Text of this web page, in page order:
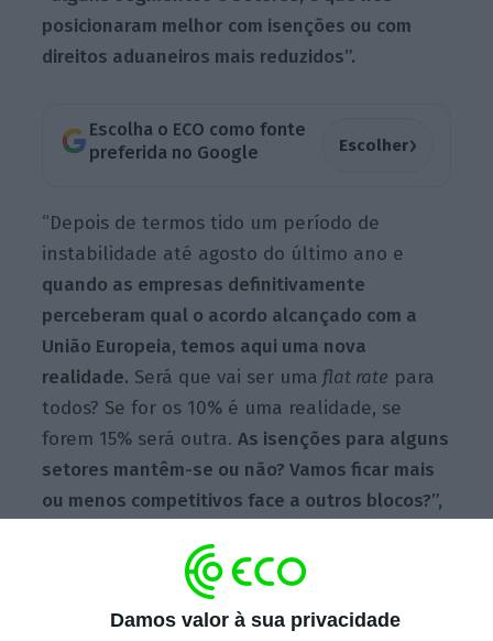
Damos valor à sua privacidade
posicionaram melhor com isenções ou com
direitos aduaneiros mais reduzidos”.
Escolha o ECO como fonte
preferida no Google
Escolher›
“Depois de termos tido um período de
instabilidade até agosto do último ano e
quando as empresas definitivamente
perceberam qual o acordo alcançado com a
União Europeia, temos aqui uma nova
realidade. Será que vai ser uma flat rate para
todos? Se for os 10% é uma realidade, se
forem 15% será outra.As isenções para alguns
setores mantêm-se ou não? Vamos ficar mais
ou menos competitivos face a outros blocos?”,
Estado da Economia.